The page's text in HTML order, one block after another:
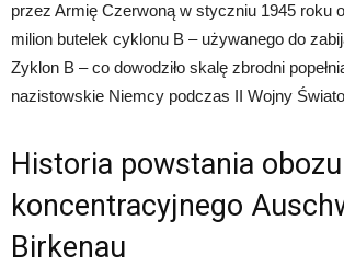
przez Armię Czerwoną w styczniu 1945 roku
milion butelek cyklonu B – używanego do
Zyklon B – co dowodziło skalę zbrodni
nazistowskie Niemcy podczas II Wojny
Historia powstania obozu
koncentracyjnego
Birkenau